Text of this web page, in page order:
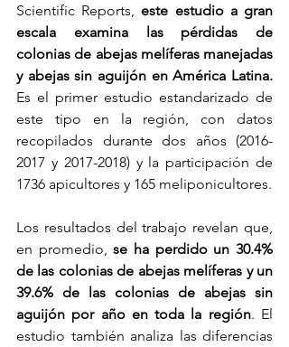
Scientific Reports, este estudio a gran
escala examina las pérdidas de
colonias de abejas melíferas manejadas
y abejas sin aguijón en América Latina.
Es el primer estudio estandarizado de
este tipo en la región, con datos
recopilados durante dos años (2016-
2017 y 2017-2018) y la participación de
1736 apicultores y 165 meliponicultores.
Los resultados del trabajo revelan que,
en promedio, se ha perdido un 30.4%
de las colonias de abejas melíferas y un
39.6% de las colonias de abejas sin
aguijón por año en toda la región. El
estudio también analiza las diferencias